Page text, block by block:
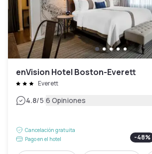
enVision Hotel Boston-Everett
Everett
4.8/5|6 Opiniones
Cancelación gratuita
Pago en el hotel
-48%